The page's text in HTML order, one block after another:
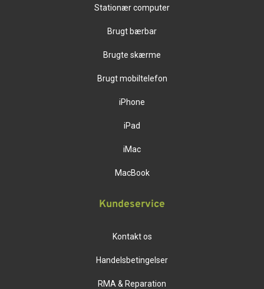
Stationær computer
Brugt bærbar
Brugte skærme
Brugt mobiltelefon
iPhone
iPad
iMac
MacBook
Kundeservice
Kontakt os
Handelsbetingelser
RMA & Reparation